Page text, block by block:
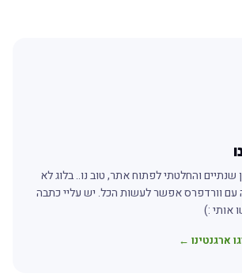
שנתיים והחלטתי לפתוח אתר, טוב נו.. בלוג לא
וורדפרס אפשר לעשות הכל. יש עליי כתבה
:)
ארגנטינו ←